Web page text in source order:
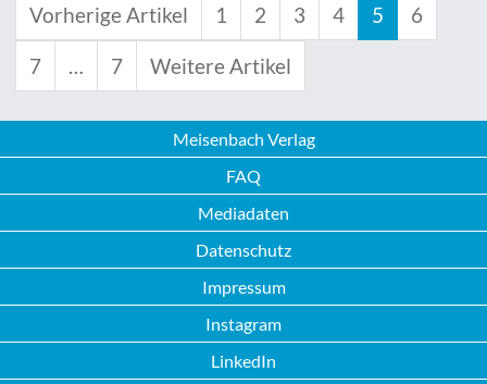
Vorherige Artikel 1 2 3 4 5 6
7 … 7 Weitere Artikel
Meisenbach Verlag
FAQ
Mediadaten
Datenschutz
Impressum
Instagram
LinkedIn